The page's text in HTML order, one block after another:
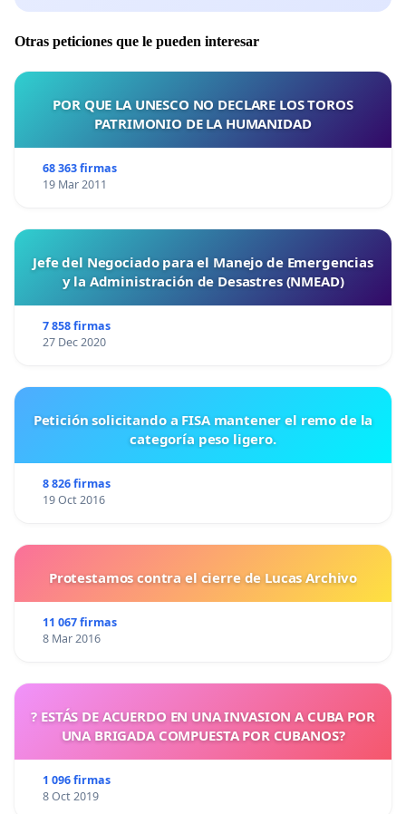
Otras peticiones que le pueden interesar
POR QUE LA UNESCO NO DECLARE LOS TOROS
PATRIMONIO DE LA HUMANIDAD
68 363 firmas
19 Mar 2011
Jefe del Negociado para el Manejo de Emergencias
y la Administración de Desastres (NMEAD)
7 858 firmas
27 Dec 2020
Petición solicitando a FISA mantener el remo de la
categoría peso ligero.
8 826 firmas
19 Oct 2016
Protestamos contra el cierre de Lucas Archivo
11 067 firmas
8 Mar 2016
? ESTÁS DE ACUERDO EN UNA INVASION A CUBA POR
UNA BRIGADA COMPUESTA POR CUBANOS?
1 096 firmas
8 Oct 2019